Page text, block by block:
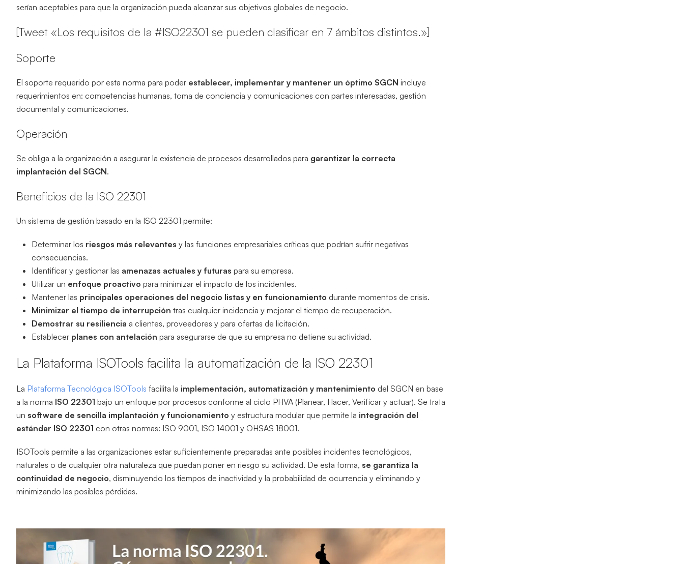
serían aceptables para que la organización pueda alcanzar sus objetivos globales de negocio.
[Tweet «Los requisitos de la #ISO22301 se pueden clasificar en 7 ámbitos distintos.»]
Soporte
El soporte requerido por esta norma para poder establecer, implementar y mantener un óptimo SGCN incluye
requerimientos en: competencias humanas, toma de conciencia y comunicaciones con partes interesadas, gestión
documental y comunicaciones.
Operación
Se obliga a la organización a asegurar la existencia de procesos desarrollados para garantizar la correcta
implantación del SGCN.
Beneficios de la ISO 22301
Un sistema de gestión basado en la ISO 22301 permite:
Determinar los riesgos más relevantes y las funciones empresariales críticas que podrían sufrir negativas
consecuencias.
Identificar y gestionar las amenazas actuales y futuras para su empresa.
Utilizar un enfoque proactivo para minimizar el impacto de los incidentes.
Mantener las principales operaciones del negocio listas y en funcionamiento durante momentos de crisis.
Minimizar el tiempo de interrupción tras cualquier incidencia y mejorar el tiempo de recuperación.
Demostrar su resiliencia a clientes, proveedores y para ofertas de licitación.
Establecer planes con antelación para asegurarse de que su empresa no detiene su actividad.
La Plataforma ISOTools facilita la automatización de la ISO 22301
La Plataforma Tecnológica ISOTools facilita la implementación, automatización y mantenimiento del SGCN en base
a la norma ISO 22301 bajo un enfoque por procesos conforme al ciclo PHVA (Planear, Hacer, Verificar y actuar). Se trata
un software de sencilla implantación y funcionamiento y estructura modular que permite la integración del
estándar ISO 22301 con otras normas: ISO 9001, ISO 14001 y OHSAS 18001.
ISOTools permite a las organizaciones estar suficientemente preparadas ante posibles incidentes tecnológicos,
naturales o de cualquier otra naturaleza que puedan poner en riesgo su actividad. De esta forma, se garantiza la
continuidad de negocio, disminuyendo los tiempos de inactividad y la probabilidad de ocurrencia y eliminando y
minimizando las posibles pérdidas.